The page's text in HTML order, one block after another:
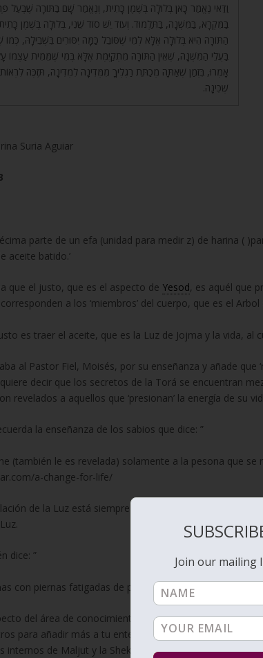
וַדַּאי נֶאֱמַר כָּאן בְּלוּלָה בְּשֶׁמֶן כָּתִית, וְנֶאֱמַר שָׁם בַּתּוֹרָה שֶׁבְּעַל
בַּמִּקְרָא, בַּמִּשְׁנָה, בַּתַּלְמוּד. וְעוֹד יֵשׁ סוֹד שֵׁנִי, בְּלוּלָה בְּשֶׁמֶן כָּתִית
הַתּוֹרָה הִיא בְּלוּלָה אֶלָּא לְמִי שֶׁסּוֹבֵל כַּמָּה יִסּוּרִים בִּשְׁבִילָהּ, כְּמוֹ
בַּעֲלֵי הַמִּשְׁנָה, שֶׁאֵין הַתּוֹרָה מִתְקַיֶּמֶת אֶלָּא בְּמִי שֶׁמֵּמִית עַצְמוֹ
אָמְרוּ, בִּזְמַן שֶׁאַתָּה מְכַתֵּת רַגְלֶיךָ מִמְּדִינָה לִמְדִינָה, תִּזְכֶּה
שְׁכִינָה.
Suria Aguiar
parte de un efa (unidad para medir z) de harina (
aceite batido.’
que el justo, que es el aspecto de Yesod, es aquél que
a los ‘miembros’ del cuerpo, que es el Arbol
es traer el aceite, que es la Luz de Jojma y la vida, al
al Pastor Fiel, Moisés, por su enseñanza y añade que
decir que los secretos de la Torá se encuentran
revelados a aquellos que ‘presionan’ la energía de su
la enseñanza de los sabios que dice: ”
(también le es revelada) solamente a la pesona que
a-change-for-life/
de la Luz está siempre relacionado a los esfuerzos
dice: ”
con piernas fatigadas de país en país, verás la faz de la
del área de conocimiento enseñado por un
para añadir más a tu entendimiento. Al aumentar tu
internos de Maljut y la Shekina.
Join our mailing